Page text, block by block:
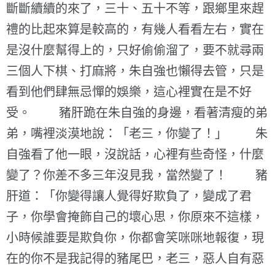
斷斷續續的來了，三十、五十不等，跟鄉里來趕
禮的比起來算是較高的，有幾人看看左右，實在
是沒什麼幫得上的，只好偷偷溜了，要不就尋兩
三個人下棋、打麻將，朱自強也懶得去管，只是
看到他們肆無忌憚的娛樂，這心裡實在是不好
受。 豬肝跪在朱自強的身邊，看著清瘦的弟
弟，嘴裡淡漠地說：「老三，你變了！」 朱
自強看了他一眼，沒說話，心裡有些奇怪，什麼
變了？你差不多三年沒見我，當然變了！ 豬
肝道：「你變得讓人覺得好欺負了，變成了君
子，你學會掩飾自己的壞心思，你原來不這樣，
小時候誰要是欺負你，你都會笑咪咪地報復，現
在的你不是我記得的豬尾巴，老三，惡人自有惡